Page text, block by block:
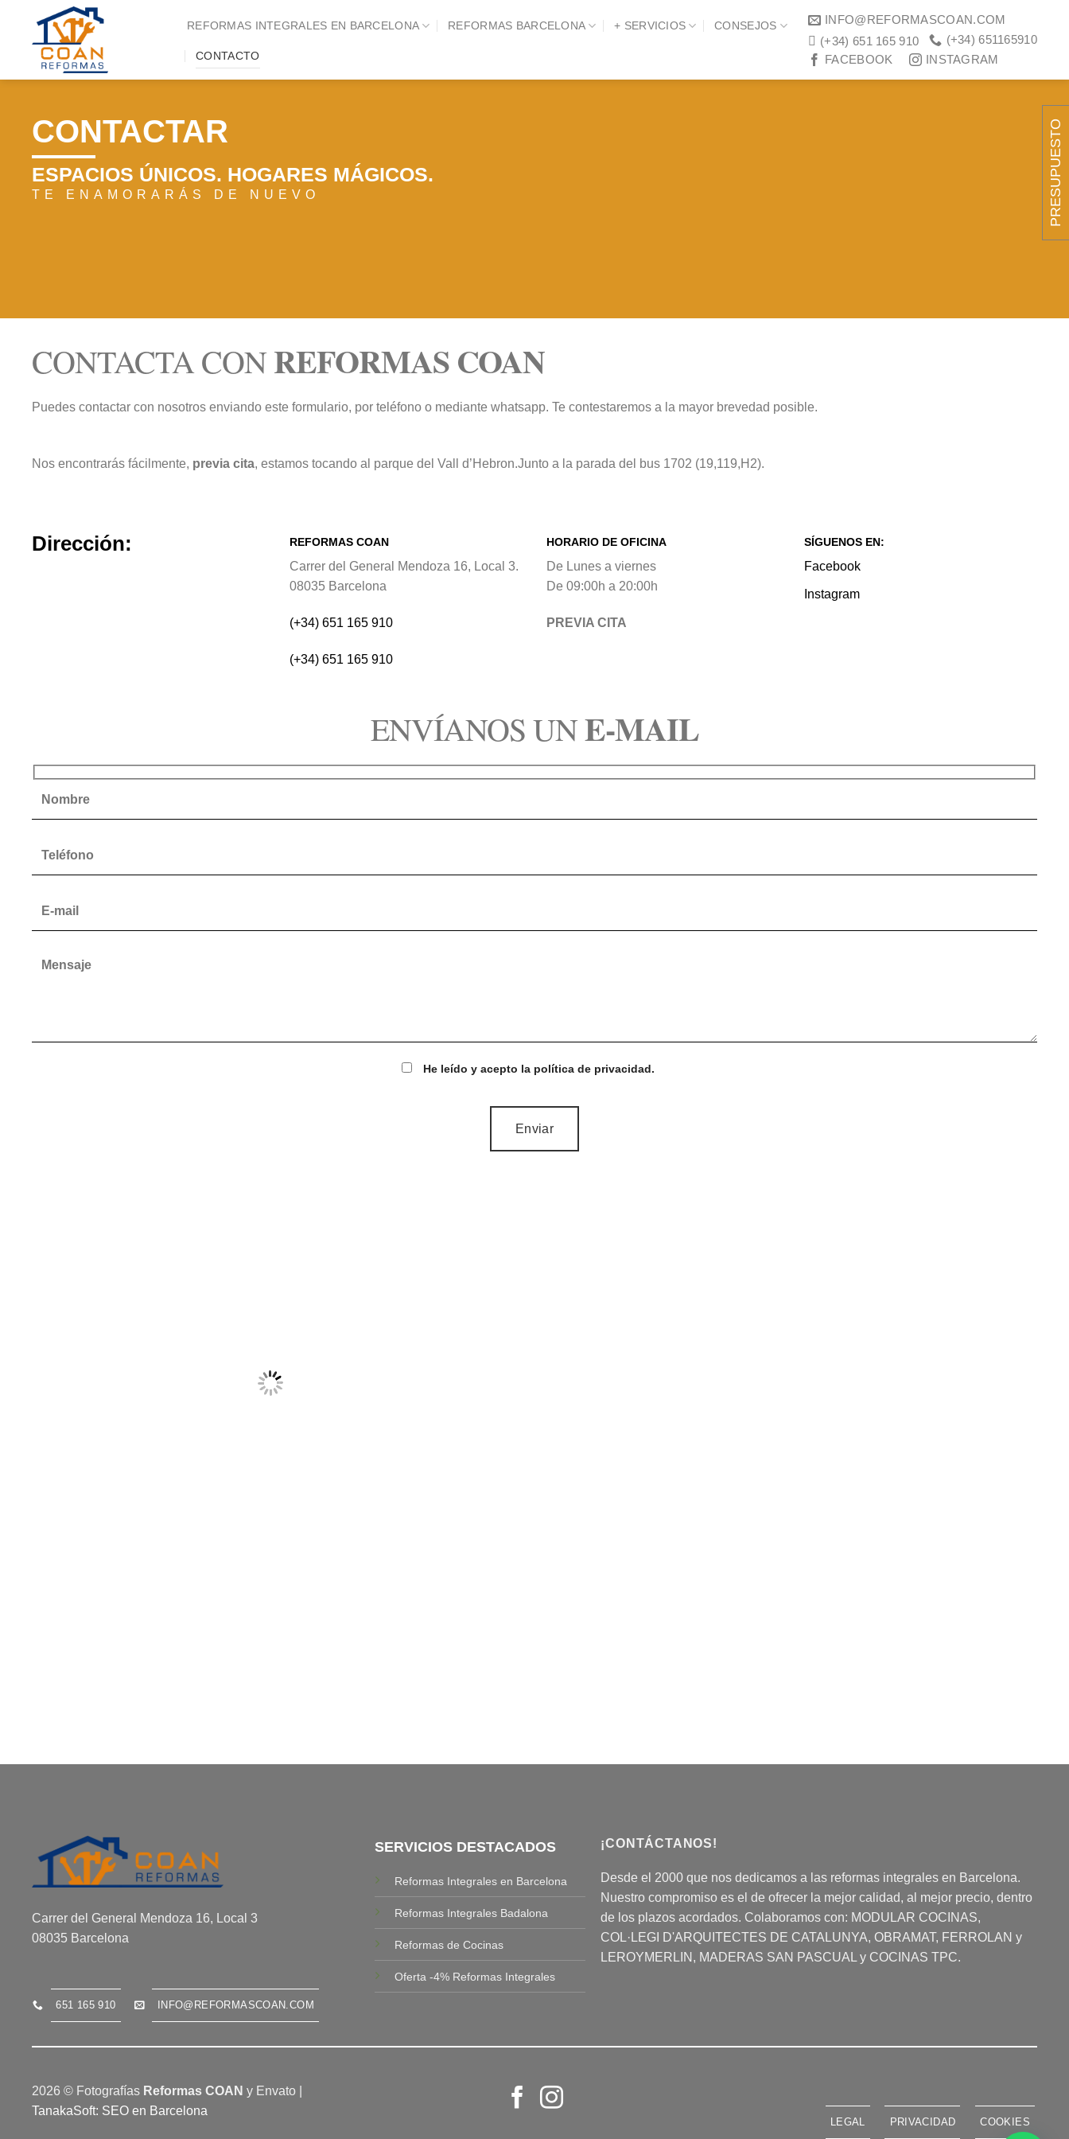
contenido
REFORMAS INTEGRALES EN BARCELONA REFORMAS BARCELONA + SERVICIOS CONSEJOS
CONTACTO
INFO@REFORMASCOAN.COM
(+34) 651 165 910
(+34) 651165910
FACEBOOK
INSTAGRAM
CONTACTAR
ESPACIOS ÚNICOS. HOGARES MÁGICOS.
TE ENAMORARÁS DE NUEVO
CONTACTA CONREFORMAS COAN
Puedes contactar con nosotros enviando este formulario, por teléfono o mediante whatsapp. Te contestaremos a la mayor brevedad posible.
Nos encontrarás fácilmente, previa cita, estamos tocando al parque del Vall d’Hebron.Junto a la parada del bus 1702 (19,119,H2).
Dirección: REFORMAS COAN
Carrer del General Mendoza 16, Local 3.
08035 Barcelona
(+34) 651 165 910
(+34) 651 165 910
HORARIO DE OFICINA
De Lunes a viernes
De 09:00h a 20:00h
PREVIA CITA
SÍGUENOS EN:
Facebook
Instagram
ENVÍANOS UNE-MAIL
He leído y acepto la política de privacidad.
Carrer del General Mendoza 16, Local 3
08035 Barcelona
651 165 910 INFO@REFORMASCOAN.COM
SERVICIOS DESTACADOS
Reformas Integrales en Barcelona
Reformas Integrales Badalona
Reformas de Cocinas
Oferta -4% Reformas Integrales
¡CONTÁCTANOS!
Desde el 2000 que nos dedicamos a las reformas integrales en Barcelona.
Nuestro compromiso es el de ofrecer la mejor calidad, al mejor precio, dentro
de los plazos acordados. Colaboramos con: MODULAR COCINAS,
COL·LEGI D'ARQUITECTES DE CATALUNYA, OBRAMAT, FERROLAN y
LEROYMERLIN, MADERAS SAN PASCUAL y COCINAS TPC.
2026 © Fotografías Reformas COAN y Envato |
TanakaSoft: SEO en Barcelona
LEGAL PRIVACIDAD COOKIES
PRESUPUESTO